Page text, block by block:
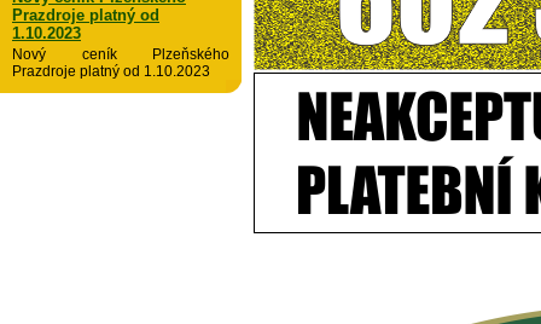
Prazdroje platný od
1.10.2023
Nový ceník Plzeňského
Prazdroje platný od 1.10.2023